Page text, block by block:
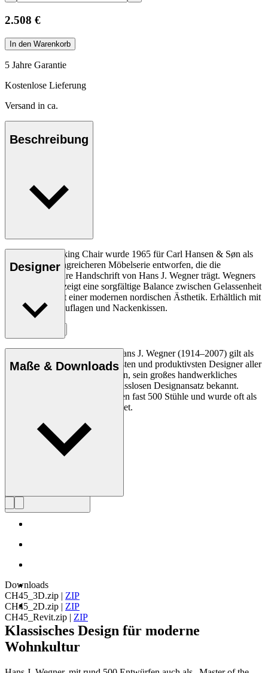
2.508 €
In den Warenkorb
5 Jahre Garantie
Kostenlose Lieferung
Versand in ca.
Beschreibung
Der CH45 Rocking Chair wurde 1965 für Carl Hansen & Søn als
Teil einer umfangreicheren Möbelserie entworfen, die die
unverwechselbare Handschrift von Hans J. Wegner trägt. Wegners
Rocking Chair zeigt eine sorgfältige Balance zwischen Gelassenheit
und Eleganz mit einer modernen nordischen Ästhetik. Erhältlich mit
optionalen Sitzauflagen und Nackenkissen.
Designer
Der dänische Möbeldesigner Hans J. Wegner (1914–2007) gilt als
einer der kreativsten, innovativsten und produktivsten Designer aller
Zeiten und ist für seine Präzision, sein großes handwerkliches
Geschick und seinen kompromisslosen Designansatz bekannt.
Wegner entwarf in seinem Leben fast 500 Stühle und wurde oft als
der Meister des Stuhls bezeichnet.
Profil Hans J. Wegner
Maße & Downloads
Downloads
CH45_3D.zip | ZIP
CH45_2D.zip | ZIP
CH45_Revit.zip | ZIP
Klassisches Design für moderne
Wohnkultur